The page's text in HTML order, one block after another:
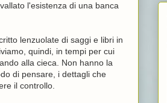
l'esistenza di una banca
lenzuolate di saggi e libri in
quindi, in tempi per cui
alla cieca. Non hanno la
di pensare, i dettagli che
il controllo.